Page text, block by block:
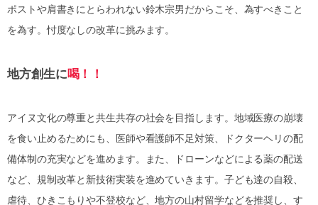
ポストや肩書きにとらわれない鈴木宗男だからこそ、為すべきこと
を為す。忖度なしの改革に挑みます。
地方創生に喝！！
アイヌ文化の尊重と共生共存の社会を目指します。地域医療の崩壊
を食い止めるためにも、医師や看護師不足対策、ドクターヘリの配
備体制の充実などを進めます。また、ドローンなどによる薬の配送
など、規制改革と新技術実装を進めていきます。子ども達の自殺、
虐待、ひきこもりや不登校など、地方の山村留学などを推奨し、す